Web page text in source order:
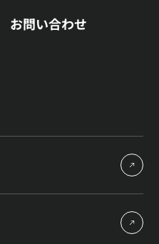
お問い合わせ